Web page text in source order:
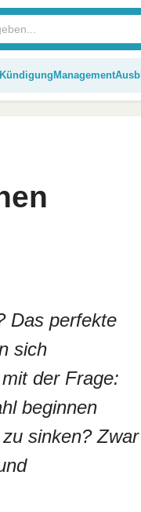
Kündigung Management
Das perfekte
sich
der Frage:
beginnen
sinken? Zwar